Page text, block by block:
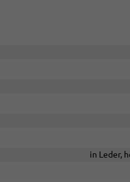
in Leder,